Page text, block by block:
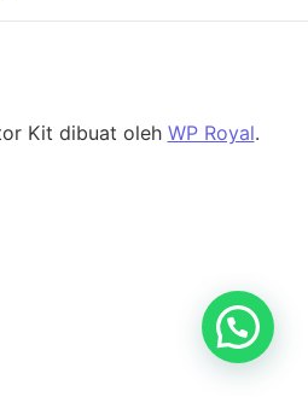
Kit dibuat oleh WP Royal.